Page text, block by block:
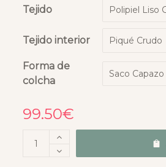
Tejido
Tejido interior
Forma de
colcha
99.50€